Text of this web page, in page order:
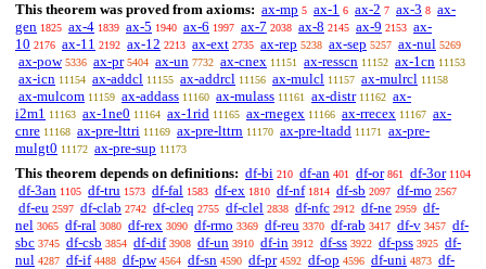
This theorem was proved from axioms: ax-mp 5 ax-1 6 ax-2 7 ax-3 8 ax-
gen 1825 ax-4 1839 ax-5 1940 ax-6 1997 ax-7 2038 ax-8 2145 ax-9 2153 ax-
10 2176 ax-11 2192 ax-12 2213 ax-ext 2735 ax-rep 5238 ax-sep 5257 ax-nul 5269
ax-pow 5336 ax-pr 5404 ax-un 7732 ax-cnex 11151 ax-resscn 11152 ax-1cn 11153
ax-icn 11154 ax-addcl 11155 ax-addrcl 11156 ax-mulcl 11157 ax-mulrcl 11158
ax-mulcom 11159 ax-addass 11160 ax-mulass 11161 ax-distr 11162 ax-
i2m1 11163 ax-1ne0 11164 ax-1rid 11165 ax-rnegex 11166 ax-rrecex 11167 ax-
cnre 11168 ax-pre-lttri 11169 ax-pre-lttrn 11170 ax-pre-ltadd 11171
ax-pre-
mulgt0 11172 ax-pre-sup 11173
This theorem depends on definitions: df-bi 210 df-an 401 df-or 861 df-3or 1104
df-3an 1105 df-tru 1573 df-fal 1583 df-ex 1810 df-nf 1814 df-sb 2097 df-mo 2567
df-eu 2597 df-clab 2742 df-cleq 2755 df-clel 2838 df-nfc 2912 df-ne 2959 df-
nel 3065 df-ral 3080 df-rex 3090 df-rmo 3369 df-reu 3370 df-rab 3417 df-v 3457 df-
sbc 3745 df-csb 3854 df-dif 3908 df-un 3910 df-in 3912 df-ss 3922 df-pss 3925 df-
nul 4287 df-if 4488 df-pw 4564 df-sn 4590 df-pr 4592 df-op 4596 df-uni 4873 df-